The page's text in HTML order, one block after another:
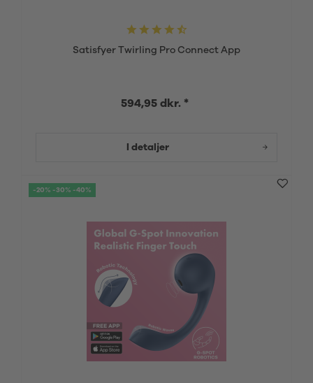
Satisfyer Twirling Pro Connect App
594,95 dkr. *
I detaljer
-20% -30% -40%